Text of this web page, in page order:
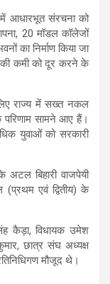
में आधारभूत संरचना को
20 मॉडल कॉलेजों
का निर्माण किया जा
की कमी को दूर करने के
राज्य में सख्त नकल
परिणाम सामने आए हैं।
युवाओं को सरकारी
बिहारी वाजपेयी
(प्रथम एवं द्वितीय) के
कैड़ा, विधायक उमेश
छात्र संघ अध्यक्ष
मौजूद थे।